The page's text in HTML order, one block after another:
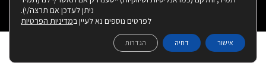
ניתן לעדכן אם תרצה/י).
לפרטים נוספים נא לעיין במדיניות הפרטיות
אישור דחיה הגדרות